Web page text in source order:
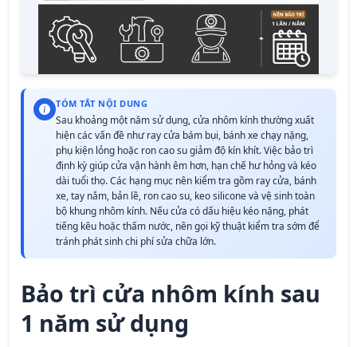
TÓM TẮT NỘI DUNG
Sau khoảng một năm sử dụng, cửa nhôm kính thường xuất
hiện các vấn đề như ray cửa bám bụi, bánh xe chạy nặng,
phụ kiện lỏng hoặc ron cao su giảm độ kín khít. Việc bảo trì
định kỳ giúp cửa vận hành êm hơn, hạn chế hư hỏng và kéo
dài tuổi thọ. Các hạng mục nên kiểm tra gồm ray cửa, bánh
xe, tay nắm, bản lề, ron cao su, keo silicone và vệ sinh toàn
bộ khung nhôm kính. Nếu cửa có dấu hiệu kéo nặng, phát
tiếng kêu hoặc thấm nước, nên gọi kỹ thuật kiểm tra sớm để
tránh phát sinh chi phí sửa chữa lớn.
Bảo trì cửa nhôm kính sau
1 năm sử dụng